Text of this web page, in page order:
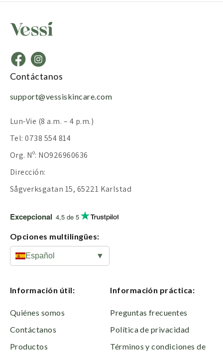
Contáctanos
support@vessiskincare.com
Lun-Vie (8 a.m. – 4 p.m.)
Tel: 0738 554 814
Org. Nº: NO926960636
Dirección:
Sågverksgatan 15, 65221 Karlstad
Excepcional 4,5 de 5
Opciones multilingües:
Español ▼
Información útil:
Quiénes somos
Contáctanos
Productos
Información práctica:
Preguntas frecuentes
Política de privacidad
Términos y condiciones de